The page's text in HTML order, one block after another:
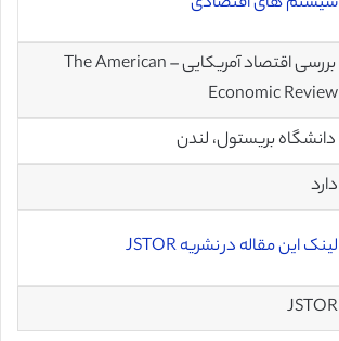
بررسی اقتصاد آمریکایی – The American
Economic Review
دانشگاه بریستول، لندن
دارد
لینک این مقاله در نشریه JSTOR
JSTOR